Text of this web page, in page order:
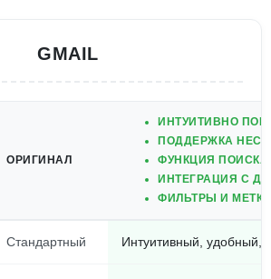
GMAIL
ОРИГИНАЛ
ИНТУИТИВНО
ПОДДЕРЖКА
ФУНКЦИЯ
ИНТЕГРАЦИЯ С
ФИЛЬТРЫ И
Стандартный Интуитивный, удобный,